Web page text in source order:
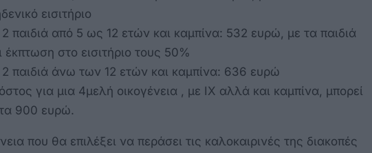
εισιτήριο
2 παιδιά από 5 ως 12 ετών και καμπίνα: 532 ευρώ, με τα παιδιά
έκπτωση στο εισιτήριο τους 50%
2 παιδιά άνω των 12 ετών και καμπίνα: 636 ευρώ
για μια 4μελή οικογένεια , με ΙΧ αλλά και καμπίνα, μπορεί
900 ευρώ.
που θα επιλέξει να περάσει τις καλοκαιρινές της διακοπές